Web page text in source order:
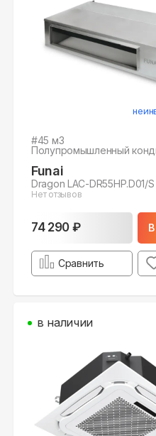
#45 м3
Полупромышленный
Funai
Dragon LAC-DR55HP.D01/S
Нет отзывов
74 290 ₽
Сравнить
в наличии